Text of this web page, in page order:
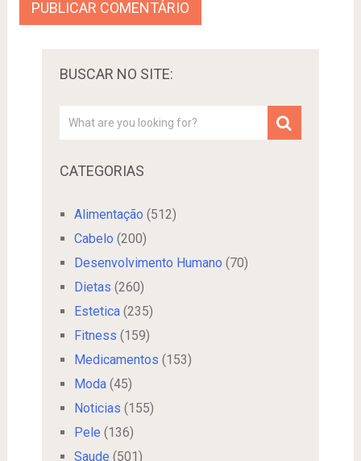
BUSCAR NO SITE:
CATEGORIAS
Alimentação (512)
Cabelo (200)
Desenvolvimento Humano (70)
Dietas (260)
Estetica(235)
Fitness (159)
Medicamentos (153)
Moda(45)
Noticias (155)
Pele (136)
Saude (501)